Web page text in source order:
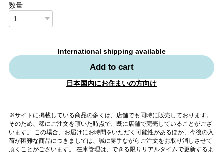
数量
International shipping available
Add to cart
日本国内にお住まいの方向け
※サイトに掲載している商品の多くは、店舗でも同時に販売しております。
そのため、稀にご注文を頂いた時点で、既に店舗で完売していることがござ
います。 この場合、お届けにお時間をいただく可能性があるほか、今後の入
荷が困難な商品につきましては、誠に勝手ながらご注文をお取り消しさせて
頂くことがございます。 在庫管理は、できる限りリアルタイムで更新するよ